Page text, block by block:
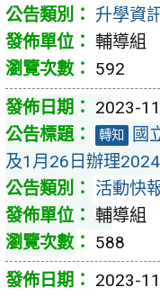
升學資
輔導組
592
2023-
轉知
國
及1月26日辦理
活動快
輔導組
588
2023-